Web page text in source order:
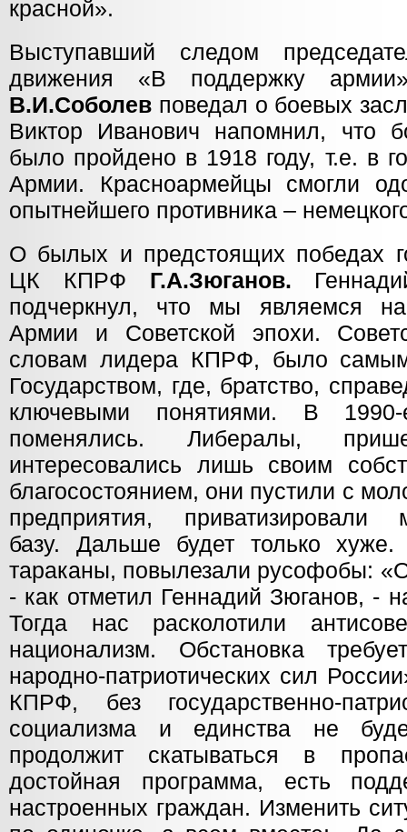
красной».
Выступавший следом
движения «В поддержку армии»,
В.И.Соболев поведал о боевых
Виктор Иванович напомнил, что
было пройдено в 1918 году, т.е. в
Армии. Красноармейцы смогли
опытнейшего противника –
О былых и предстоящих победах
ЦК КПРФ Г.А.Зюганов.
подчеркнул, что мы являемся
Армии и Советской эпохи.
словам лидера КПРФ, было
Государством, где, братство,
ключевыми понятиями. В
поменялись. Либералы,
интересовались лишь своим
благосостоянием, они пустили с
предприятия, приватизировали
базу. Дальше будет только
тараканы, повылезали русофобы:
- как отметил Геннадий Зюганов, -
Тогда нас расколотили
национализм. Обстановка
народно-патриотических сил
КПРФ, без государственно-
социализма и единства не
продолжит скатываться в
достойная программа, есть
настроенных граждан. Изменить